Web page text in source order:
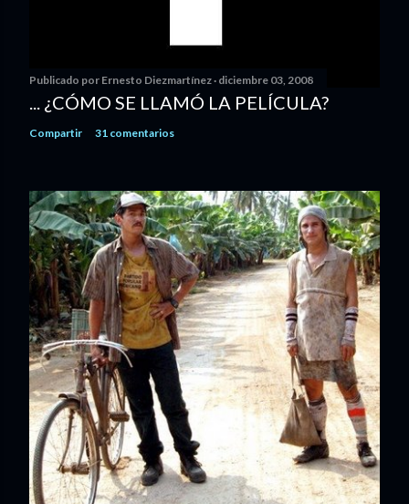
Publicado por Ernesto Diezmartínez diciembre 03, 2008
... ¿CÓMO SE LLAMÓ LA PELÍCULA?
Compartir 31 comentarios